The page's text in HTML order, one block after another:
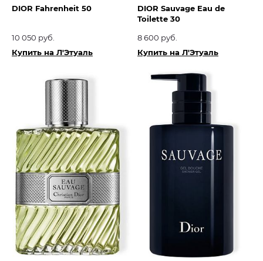
DIOR Fahrenheit 50
10 050 руб.
Купить на Л'Этуаль
DIOR Sauvage Eau de
Toilette 30
8 600 руб.
Купить на Л'Этуаль